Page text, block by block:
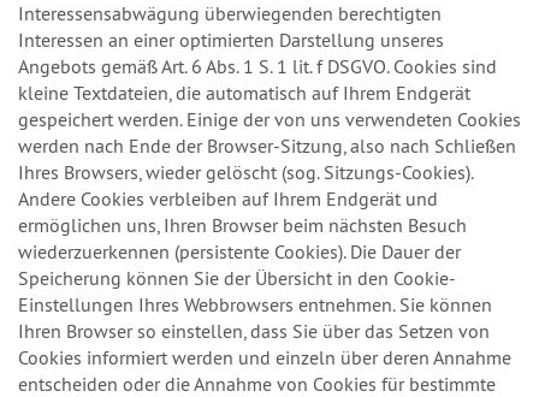
Interessensabwägung überwiegenden berechtigten
Interessen an einer optimierten Darstellung unseres
Angebots gemäß Art. 6 Abs. 1 S. 1 lit. f DSGVO. Cookies sind
kleine Textdateien, die automatisch auf Ihrem Endgerät
gespeichert werden. Einige der von uns verwendeten Cookies
werden nach Ende der Browser-Sitzung, also nach Schließen
Ihres Browsers, wieder gelöscht (sog. Sitzungs-Cookies).
Andere Cookies verbleiben auf Ihrem Endgerät und
ermöglichen uns, Ihren Browser beim nächsten Besuch
wiederzuerkennen (persistente Cookies). Die Dauer der
Speicherung können Sie der Übersicht in den Cookie-
Einstellungen Ihres Webbrowsers entnehmen. Sie können
Ihren Browser so einstellen, dass Sie über das Setzen von
Cookies informiert werden und einzeln über deren Annahme
entscheiden oder die Annahme von Cookies für bestimmte